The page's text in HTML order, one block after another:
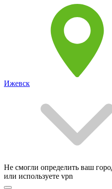
Ижевск
Не смогли определить ваш
или используете vpn